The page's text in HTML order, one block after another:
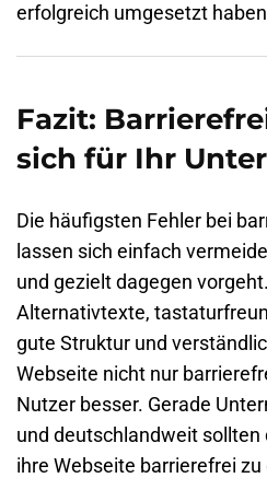
erfolgreich umgesetzt
Fazit:
sich für Ihr
Die häufigsten Fehler bei
lassen sich einfach
und gezielt dagegen
Alternativtexte,
gute Struktur und
Webseite nicht nur
Nutzer besser. Gerade
und deutschlandweit sollten
ihre Webseite barrierefrei